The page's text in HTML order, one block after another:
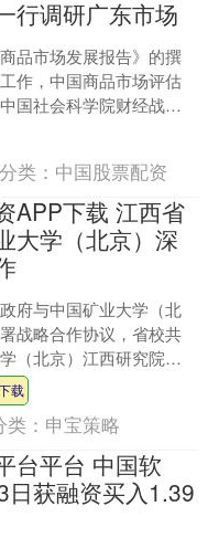
行调研广东市场
品市场发展报告》的撰
作，中国商品市场评估
国社会科学院财经战略
费研究室副主任王雪
协会常务副会....
分类： 中国股票配资
APP下载 江西省
大学（北京）深
府与中国矿业大学（北
战略合作协议，省校共
（北京）江西研究院
研究院），助力江西有
量发展。 江....
载
类： 申宝策略
台平台 中国软
日获融资买入1.39